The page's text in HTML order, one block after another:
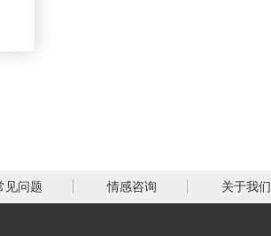
问：广州破镜重圆教育咨询有限
公司收费怎么样？...
见问题 情感咨询 关于我们